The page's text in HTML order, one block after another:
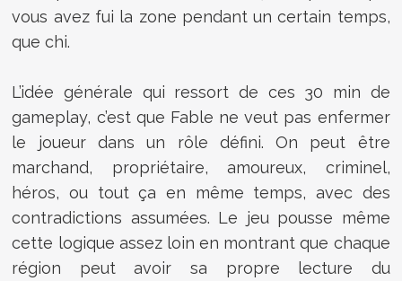
vous avez fui la zone pendant un certain temps,
que chi.
L’idée générale qui ressort de ces 30 min de
gameplay, c’est que Fable ne veut pas enfermer
le joueur dans un rôle défini. On peut être
marchand, propriétaire, amoureux, criminel,
héros, ou tout ça en même temps, avec des
contradictions assumées. Le jeu pousse même
cette logique assez loin en montrant que chaque
région peut avoir sa propre lecture du